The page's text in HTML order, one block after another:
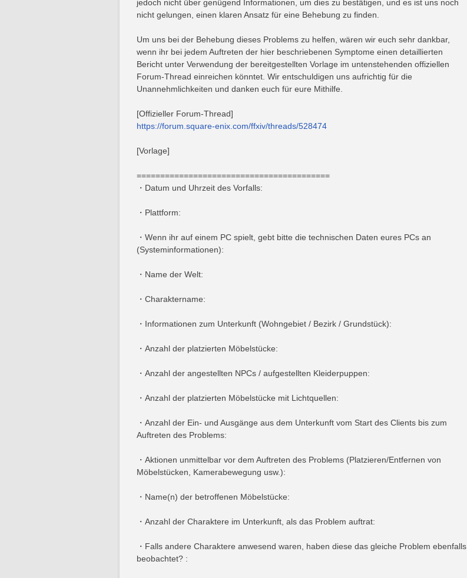
jedoch nicht über genügend Informationen, um dies zu bestätigen, und es ist uns noch
nicht gelungen, einen klaren Ansatz für eine Behebung zu finden.
Um uns bei der Behebung dieses Problems zu helfen, wären wir euch sehr dankbar,
wenn ihr bei jedem Auftreten der hier beschriebenen Symptome einen detaillierten
Bericht unter Verwendung der bereitgestellten Vorlage im untenstehenden offiziellen
Forum-Thread einreichen könntet. Wir entschuldigen uns aufrichtig für die
Unannehmlichkeiten und danken euch für eure Mithilfe.
[Offizieller Forum-Thread]
https://forum.square-enix.com/ffxiv/threads/528474
[Vorlage]
=========================================
・Datum und Uhrzeit des Vorfalls:
・Plattform:
・Wenn ihr auf einem PC spielt, gebt bitte die technischen Daten eures PCs an
(Systeminformationen):
・Name der Welt:
・Charaktername:
・Informationen zum Unterkunft (Wohngebiet / Bezirk / Grundstück):
・Anzahl der platzierten Möbelstücke:
・Anzahl der angestellten NPCs / aufgestellten Kleiderpuppen:
・Anzahl der platzierten Möbelstücke mit Lichtquellen:
・Anzahl der Ein- und Ausgänge aus dem Unterkunft vom Start des Clients bis zum
Auftreten des Problems:
・Aktionen unmittelbar vor dem Auftreten des Problems (Platzieren/Entfernen von
Möbelstücken, Kamerabewegung usw.):
・Name(n) der betroffenen Möbelstücke:
・Anzahl der Charaktere im Unterkunft, als das Problem auftrat:
・Falls andere Charaktere anwesend waren, haben diese das gleiche Problem ebenfalls
beobachtet? :